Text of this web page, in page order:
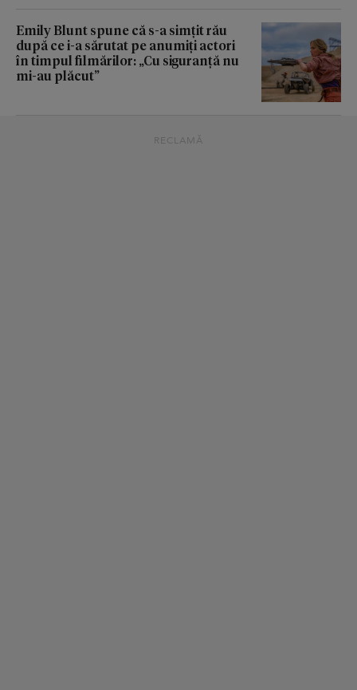
Emily Blunt spune că s-a simțit rău
după ce i-a sărutat pe anumiți actori
în timpul filmărilor: „Cu siguranță nu
mi-au plăcut”
RECLAMĂ